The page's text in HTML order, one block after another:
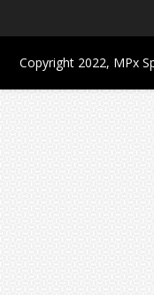
Copyright 2022, MPx